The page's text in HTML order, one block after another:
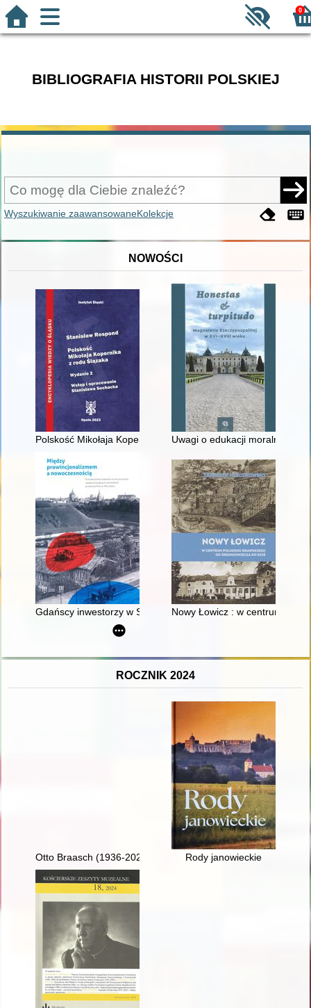
0
BIBLIOGRAFIA HISTORII POLSKIEJ
Wyszukiwanie zaawansowaneKolekcje
NOWOŚCI
Polskość Mikołaja Kopernika z rodu ŚlązakaUwagi o edukacji moralnej
Gdańscy inwestorzy w Sopocie : prestiż finansowy i
Nowy Łowicz : w centrum
ROCZNIK 2024
Otto Braasch (1936-2021) i rozwój archeologii lotniczej w
Rody janowieckie